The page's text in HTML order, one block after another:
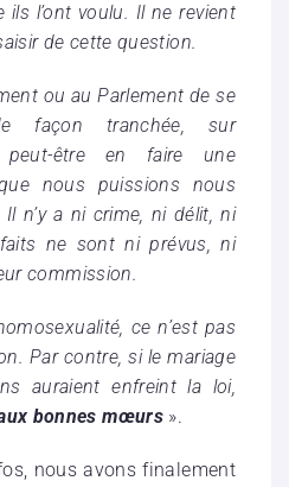
l’ont voulu. Il ne revient
de cette question.
ou au Parlement de se
façon tranchée, sur
être en faire une
nous puissions nous
n’y a ni crime, ni délit, ni
ne sont ni prévus, ni
commission.
ce n’est pas
Par contre, si le mariage
auraient enfreint la loi,
bonnes mœurs».
nous avons finalement